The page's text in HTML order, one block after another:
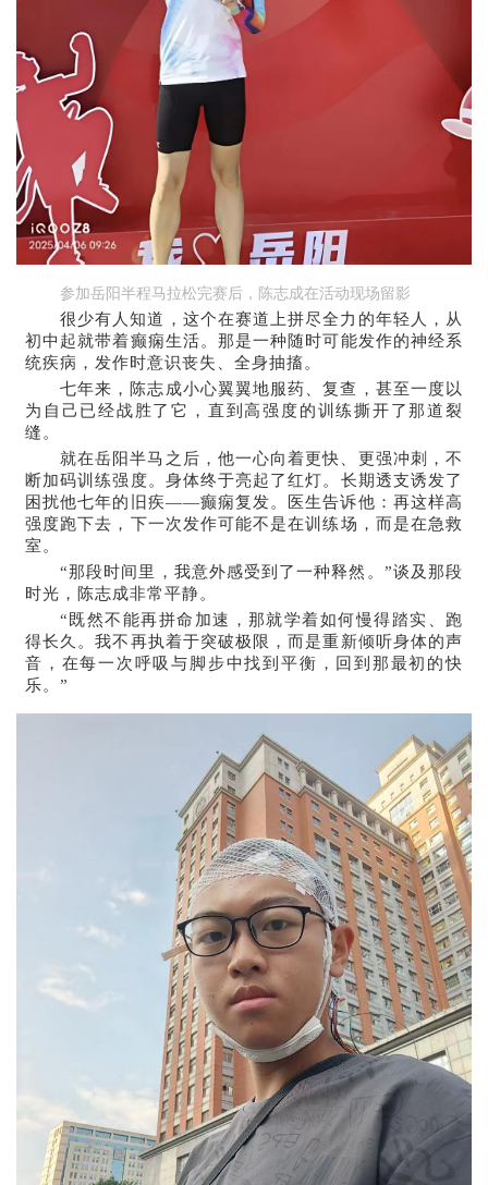
参加岳阳半程马拉松完赛后，陈志成在活动现场留影
很少有人知道，这个在赛道上拼尽全力的年轻人，从
初中起就带着癫痫生活。那是一种随时可能发作的神经系
统疾病，发作时意识丧失、全身抽搐。
七年来，陈志成小心翼翼地服药、复查，甚至一度以
为自己已经战胜了它，直到高强度的训练撕开了那道裂
缝。
就在岳阳半马之后，他一心向着更快、更强冲刺，不
断加码训练强度。身体终于亮起了红灯。长期透支诱发了
困扰他七年的旧疾——癫痫复发。医生告诉他：再这样高
强度跑下去，下一次发作可能不是在训练场，而是在急救
室。
“那段时间里，我意外感受到了一种释然。”谈及那段
时光，陈志成非常平静。
“既然不能再拼命加速，那就学着如何慢得踏实、跑
得长久。我不再执着于突破极限，而是重新倾听身体的声
音，在每一次呼吸与脚步中找到平衡，回到那最初的快
乐。”